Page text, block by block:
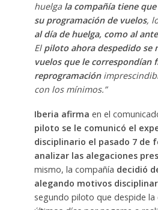
huelgala compañía tiene
su programación de vuelos,
al día de huelga, como al
El piloto ahora despedido se
vuelos que le correspondían
reprogramación
con los mínimos.”
Iberia afirma en el
piloto se le comunicó el
disciplinario el pasado 7 de
analizar las alegaciones
mismo, la compañía decidió
alegando motivos
segundo piloto que despide la